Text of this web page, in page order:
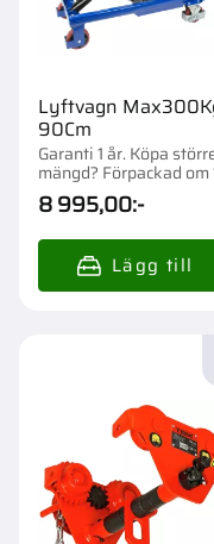
Lyftvagn
90Cm
Garanti 1 år. Köpa
mängd? Förpackad om
st.
8 995,00:-